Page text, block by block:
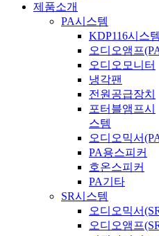
제품소개
PA시스템
KDP116시스템
오디오앰프
오디오모니터
냉각팬
전원공급장치
포터블앰프시
스템
오디오믹서
PA용스피커
호온스피커
PA기타
SR시스템
오디오믹서
오디오앰프